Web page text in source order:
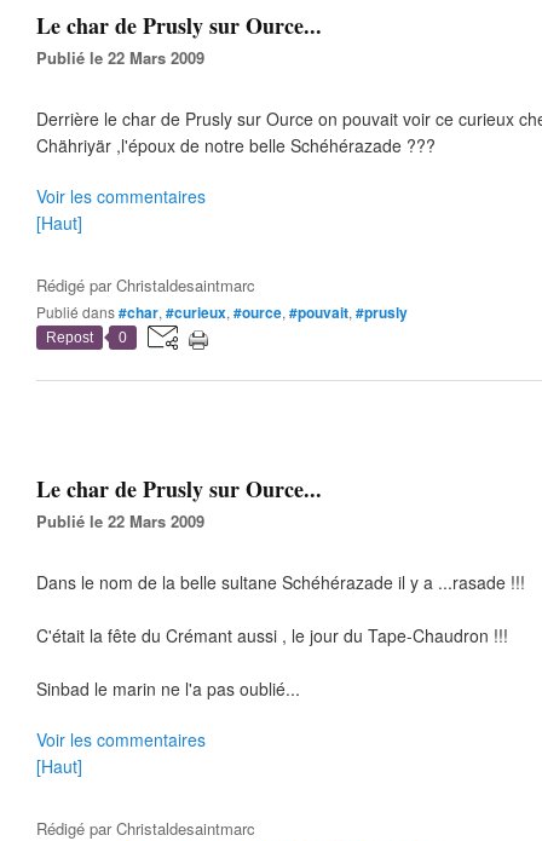
Le char de Prusly sur Ource...
Publié le 22 Mars 2009
Derrière le char de Prusly sur Ource on pouvait voir ce curieux
Chähriyär ,l'époux de notre belle Schéhérazade ???
Voir les commentaires
[Haut]
Rédigé parChristaldesaintmarc
Publié dans#char, #curieux, #ource, #pouvait, #prusly
Repost 0
Le char de Prusly sur Ource...
Publié le 22 Mars 2009
Dans le nom de la belle sultane Schéhérazade il y a ...rasade !!!
C'était la fête du Crémant aussi , le jour du Tape-Chaudron !!!
Sinbad le marin ne l'a pas oublié...
Voir les commentaires
[Haut]
Rédigé parChristaldesaintmarc